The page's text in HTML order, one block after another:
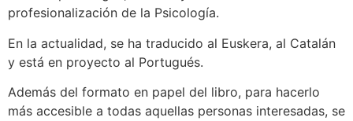
profesionalización de la Psicología.
En la actualidad, se ha traducido al Euskera, al Catalán
y está en proyecto al Portugués.
Además del formato en papel del libro, para hacerlo
más accesible a todas aquellas personas interesadas, se